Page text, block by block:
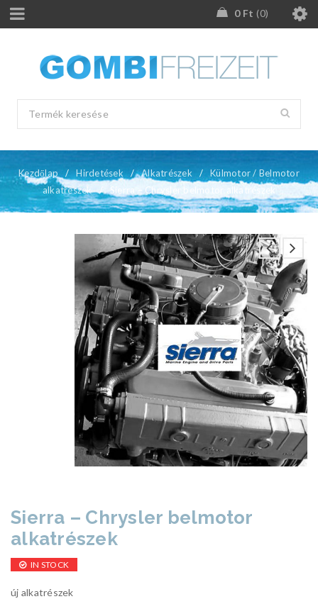
0 Ft 0
Kezdőlap / Hirdetések / Alkatrészek /
Külmotor / Belmotor
alkatrészek
/ Sierra – Chrysler belmotor alkatrészek
Sierra – Chrysler belmotor
alkatrészek
IN STOCK
új alkatrészek